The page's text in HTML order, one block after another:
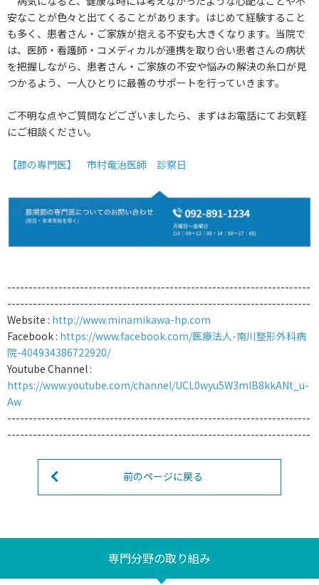
安なことが色々と出てくることがあります。はじめて経験すること
も多く、患者さん・ご家族が抱える不安も大きくなります。当院で
は、医師・看護師・コメディカルが連携を取り合い患者さんの病状
を把握しながら、患者さん・ご家族の不安や悩みの解決の糸口が見
つかるよう、一人ひとりに最善のサポートを行っていきます。
ご不明な点やご質問などございましたら、まずはお電話にてお気軽
にご相談ください。
【膝の専門医】 市村竜治医師 診察日
-----------------------------------------------------------------------
-----------------------------------------------------------------------
Website : http://www.minamikawa-hp.com
Facebook : https://www.facebook.com/医療法人-南川整形外科病
院-404934386722920/
Youtube Channel :
https://www.youtube.com/channel/UCL0wyu5W3mlB8kkANt_u-
Aw
-----------------------------------------------------------------------
-----------------------------------------------------------------------
前のページに戻る
専門分野の取り組み